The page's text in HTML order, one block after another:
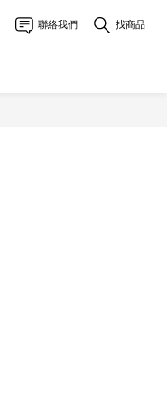
聯絡我們 找商品